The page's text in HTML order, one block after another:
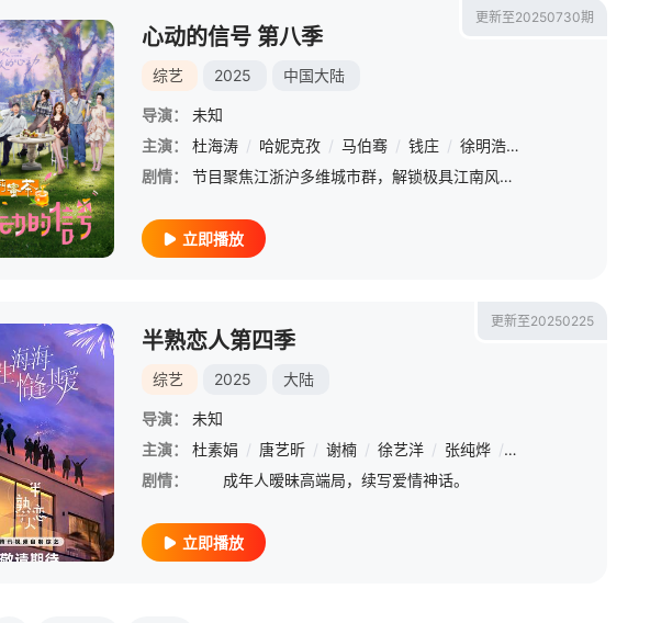
更新至20250730期
心动的信号 第八季
综艺 2025 中国大陆
导演：
未知
主演：
杜海涛 / 哈妮克孜 / 马伯骞 / 钱庄 / 徐明浩 /
剧情：
节目聚焦江浙沪多维城市群，解锁极具江南风格的城市面貌，邀请身份背景各不相同的素人单身男女入住“心动公寓”，开启为期一个月心动探索之旅，通过青年合租复刻社交生活中可能遇到的爱情和友情故事，展现年轻男女的
立即播放
更新至20250225
半熟恋人第四季
综艺 2025 大陆
导演：
未知
主演：
杜素娟 / 唐艺昕 / 谢楠 / 徐艺洋 / 张纯烨 / 颜安
剧情：
成年人暧昧高端局，续写爱情神话。
立即播放